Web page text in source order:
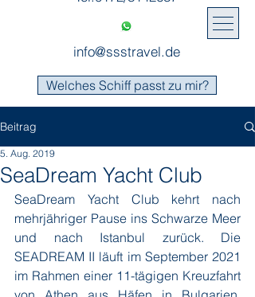
info@ssstravel.de
Welches Schiff passt zu mir?
Beitrag
SeaDream Yacht Club
5. Aug. 2019
SeaDream Yacht Club kehrt nach
mehrjähriger Pause ins Schwarze Meer
und nach Istanbul zurück. Die
SEADREAM II läuft im September 2021
im Rahmen einer 11-tägigen Kreuzfahrt